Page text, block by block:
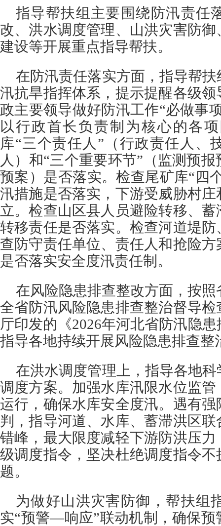
指导帮扶组主要围绕防汛责任
改、洪水调度管理、山洪灾害防
建设等开展重点指导帮扶。
在防汛责任落实方面，指导帮
汛抗旱指挥体系，提示提醒各级
政主要领导做好防汛工作“必做事
以行政首长负责制为核心的各
库“三个责任人”（行政责任人、
人）和“三个重要环节”（监测预
预案）是否落实。检查尾矿库“四
汛措施是否落实，下游受威胁村
立。检查山区县人员避险转移、
转移责任是否落实。检查河道堤
查防守责任单位、责任人和抢险
是否落实安全度汛责任制。
在风险隐患排查整改方面，按
全省防汛风险隐患排查整治督导
厅印发的《2026年河北省防汛隐
指导各地持续开展风险隐患排查整
在洪水调度管理上，指导各地
调度方案。加强水库汛限水位监
运行，确保水库安全度汛。遇有
判，指导河道、水库、蓄滞洪区
错峰，最大限度减轻下游防洪压
级调度指令，坚决杜绝调度指令
题。
为做好山洪灾害防御，帮扶组
实“预警—响应”联动机制，确保预